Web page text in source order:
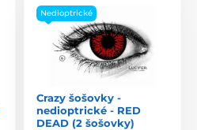
Nedioptrické
Crazy šošovky -
nedioptrické - RED
DEAD (2 šošovky)